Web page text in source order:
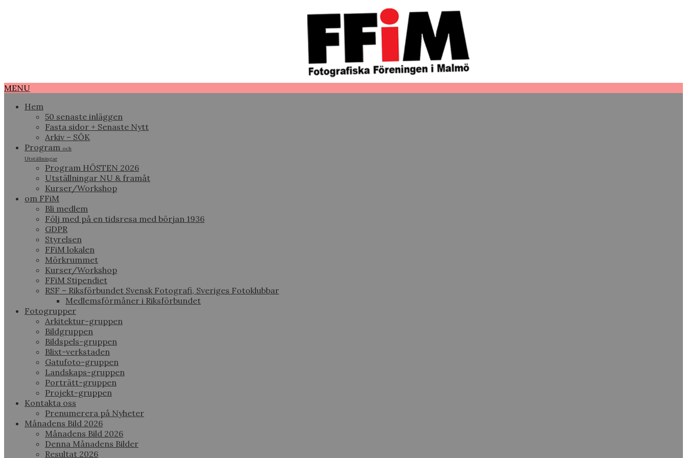
MENU
Hem
50 senaste inläggen
Fasta sidor + Senaste Nytt
Arkiv – SÖK
Program och
Utställningar
Program HÖSTEN 2026
Utställningar NU & framåt
Kurser/Workshop
om FFiM
Bli medlem
Följ med på en tidsresa med början 1936
GDPR
Styrelsen
FFiM lokalen
Mörkrummet
Kurser/Workshop
FFiM Stipendiet
RSF – Riksförbundet Svensk Fotografi, Sveriges Fotoklubbar
Medlemsförmåner i Riksförbundet
Fotogrupper
Arkitektur-gruppen
Bildgruppen
Bildspels-gruppen
Blixt-verkstaden
Gatufoto-gruppen
Landskaps-gruppen
Porträtt-gruppen
Projekt-gruppen
Kontakta oss
Prenumerera på Nyheter
Månadens Bild 2026
Månadens Bild 2026
Denna Månadens Bilder
Resultat 2026